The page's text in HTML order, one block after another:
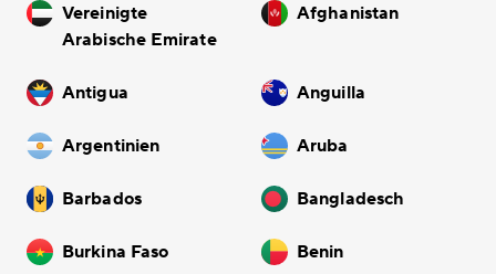
Vereinigte
Arabische Emirate
Afghanistan
Antigua Anguilla
Argentinien Aruba
Barbados Bangladesch
Burkina Faso Benin